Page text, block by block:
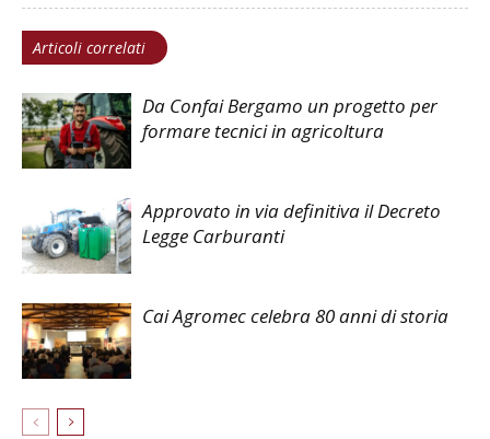
Articoli correlati
Da Confai Bergamo un progetto per
formare tecnici in agricoltura
Approvato in via definitiva il Decreto
Legge Carburanti
Cai Agromec celebra 80 anni di storia